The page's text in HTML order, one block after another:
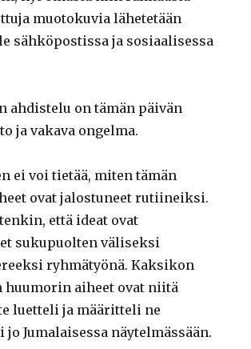
muotokuvia lähetetään
sähköpostissa ja sosiaalisessa
ahdistelu on tämän päivän
ja vakava ongelma.
ei voi tietää, miten tämän
ovat jalostuneet rutiineiksi.
että ideat ovat
sukupuolten väliseksi
ryhmätyönä. Kaksikon
aiheet ovat niitä
luetteli ja määritteli ne
Jumalaisessa näytelmässään.